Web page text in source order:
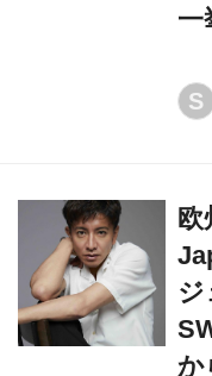
一
S
欧
ジ
か